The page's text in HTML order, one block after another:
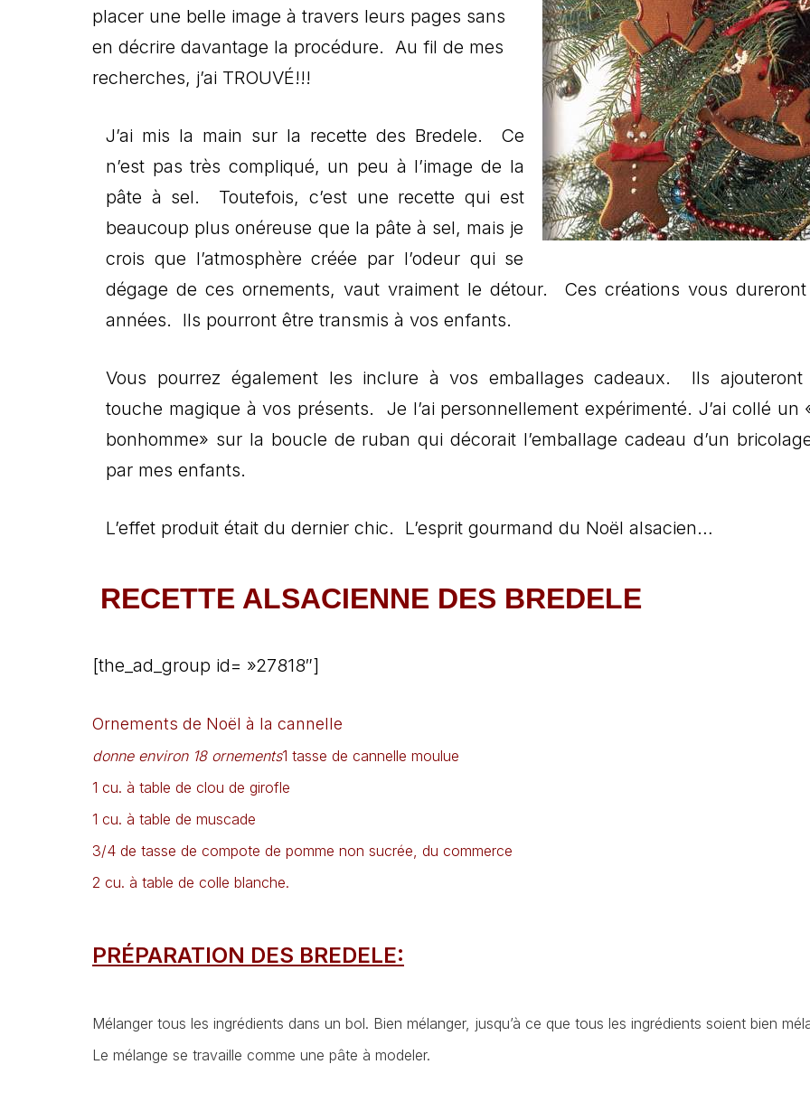
placer une belle image à travers leurs pages sans
en décrire davantage la procédure. Au fil de mes
recherches, j’ai TROUVÉ!!!
J’ai mis la main sur la recette des Bredele. Ce
n’est pas très compliqué, un peu à l’image de la
pâte à sel. Toutefois, c’est une recette qui est
beaucoup plus onéreuse que la pâte à sel, mais je
crois que l’atmosphère créée par l’odeur qui se
dégage de ces ornements, vaut vraiment le détour. Ces créations vous
années. Ils pourront être transmis à vos enfants.
Vous pourrez également les inclure à vos emballages cadeaux. Ils ajouteront
touche magique à vos présents. Je l’ai personnellement expérimenté. J’ai collé un
bonhomme» sur la boucle de ruban qui décorait l’emballage cadeau d’un
par mes enfants.
L’effet produit était du dernier chic. L’esprit gourmand du Noël alsacien…
RECETTE ALSACIENNE DES BREDELE
[the_ad_group id= »27818″]
Ornements de Noël à la cannelle
donne environ 18 ornements1 tasse de cannelle moulue
1 cu. à table de clou de girofle
1 cu. à table de muscade
3/4 de tasse de compote de pomme non sucrée, du commerce
2 cu. à table de colle blanche.
PRÉPARATION DES BREDELE:
Mélanger tous les ingrédients dans un bol. Bien mélanger, jusqu’à ce que tous les ingrédients soient bien
Le mélange se travaille comme une pâte à modeler.